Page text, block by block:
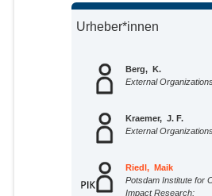
Urheber*innen
Berg, K.
External
Kraemer, J. F.
External
Riedl, Maik
Potsdam Institute for
Impact Research;